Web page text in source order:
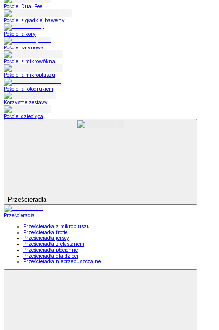
Pościel Dual Feel
Pościel z gładkiej bawełny
Pościel z kory
Pościel satynowa
Pościel z mikrowłókna
Pościel z mikropluszu
Pościel z fotodrukiem
Korzystne zestawy
Pościel dziecięca
Prześcieradła
Prześcieradła
Prześcieradła z mikropluszu
Prześcieradła frotte
Prześcieradła jersey
Prześcieradła z elastanem
Prześcieradła płócienne
Prześcieradła dla dzieci
Prześcieradła nieprzepuszczalne